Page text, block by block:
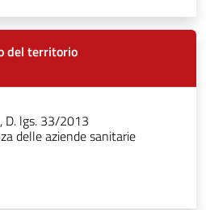
del territorio
D. lgs. 33/2013
delle aziende sanitarie